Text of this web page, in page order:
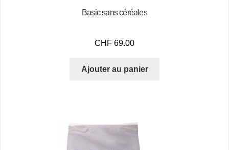
Basic sans céréales
CHF 69.00
Ajouter au panier